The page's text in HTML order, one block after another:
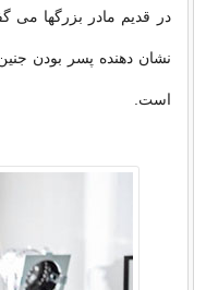
در قدیم مادر بزرگها می
نشان دهنده پسر بودن
است.